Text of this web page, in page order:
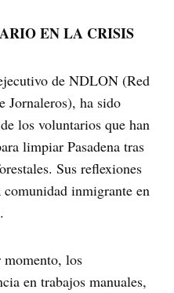
EN LA CRISIS
de NDLON (Red
Jornaleros), ha sido
los voluntarios que han
limpiar Pasadena tras
Sus reflexiones
comunidad inmigrante en
momento, los
en trabajos manuales,